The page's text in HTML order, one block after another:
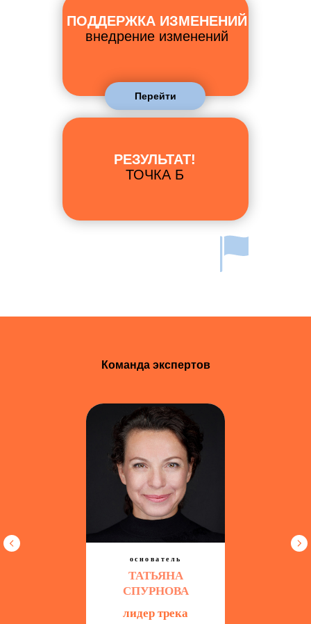
Перейти
ПОДДЕРЖКА ИЗМЕНЕНИЙ
внедрение изменений
РЕЗУЛЬТАТ!
ТОЧКА Б
Команда экспертов
основатель
ТАТЬЯНА
СПУРНОВА
лидер трека